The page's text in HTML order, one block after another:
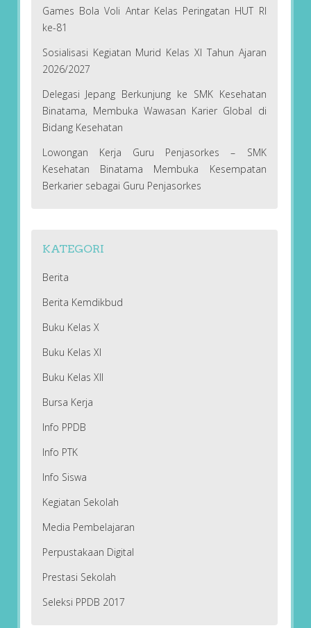
Games Bola Voli Antar Kelas Peringatan HUT RI
ke-81
Sosialisasi Kegiatan Murid Kelas XI Tahun Ajaran
2026/2027
Delegasi Jepang Berkunjung ke SMK Kesehatan
Binatama, Membuka Wawasan Karier Global di
Bidang Kesehatan
Lowongan Kerja Guru Penjasorkes – SMK
Kesehatan Binatama Membuka Kesempatan
Berkarier sebagai Guru Penjasorkes
KATEGORI
Berita
Berita Kemdikbud
Buku Kelas X
Buku Kelas XI
Buku Kelas XII
Bursa Kerja
Info PPDB
Info PTK
Info Siswa
Kegiatan Sekolah
Media Pembelajaran
Perpustakaan Digital
Prestasi Sekolah
Seleksi PPDB 2017